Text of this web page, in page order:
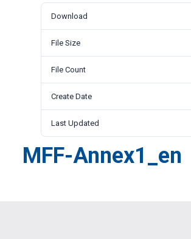
Download
File Size
File Count
Create Date
Last Updated
MFF-Annex1_en